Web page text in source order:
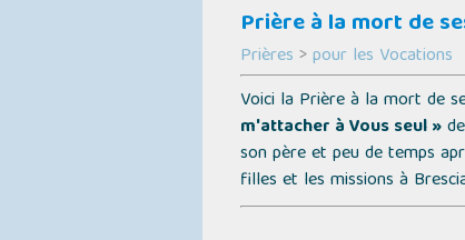
Prière à la mort de
Prières >pour les Vocations
Voici la Prière à la mort de
m'attacher à Vous seul »
son père et peu de temps
filles et les missions à